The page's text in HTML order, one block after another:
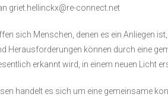
griet.hellinckx@re-connect.net
sich Menschen, denen es ein Anliegen
Herausforderungen können durch eine
erkannt wird, in einem neuen Licht
handelt es sich um eine gemeinsame